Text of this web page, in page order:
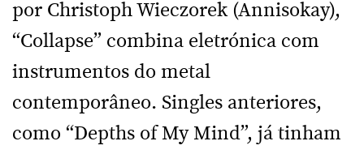
por Christoph Wieczorek (Annisokay),
“Collapse” combina eletrónica com
instrumentos do metal
contemporâneo. Singles anteriores,
como “Depths of My Mind”, já tinham